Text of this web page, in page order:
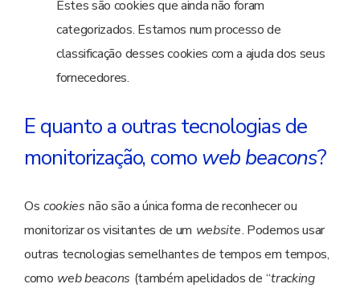
Estes são cookies que ainda não foram
categorizados. Estamos num processo de
classificação desses cookies com a ajuda dos seus
fornecedores.
E quanto a outras tecnologias de
monitorização, como web beacons?
Os cookies não são a única forma de reconhecer ou
monitorizar os visitantes de um website. Podemos usar
outras tecnologias semelhantes de tempos em tempos,
como web beacons (também apelidados de “tracking